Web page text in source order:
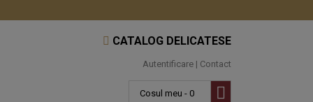
CATALOG DELICATESE
Autentificare | Contact
Cosul meu - 0